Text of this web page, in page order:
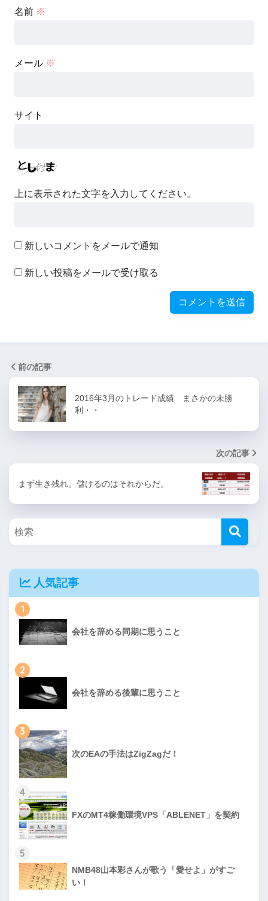
名前 ※
メール ※
サイト
上に表示された文字を入力してください。
新しいコメントをメールで通知
新しい投稿をメールで受け取る
前の記事
2016年3月のトレード成績 まさかの未勝
利・・
次の記事
まず生き残れ。儲けるのはそれからだ。
人気記事
1
会社を辞める同期に思うこと
2
会社を辞める後輩に思うこと
3
次のEAの手法はZigZagだ！
4
FXのMT4稼働環境VPS「ABLENET」を契約
5
NMB48山本彩さんが歌う「愛せよ」がすご
い！